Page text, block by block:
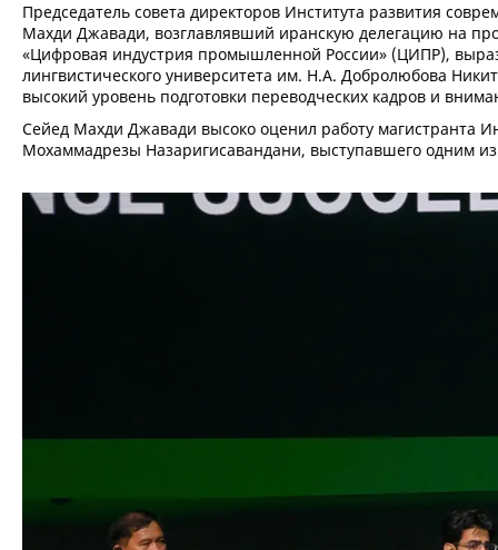
Председатель совета директоров Института развития
Махди Джавади, возглавлявший иранскую делегацию на
«Цифровая индустрия промышленной России» (ЦИПР),
лингвистического университета им. Н.А. Добролюбова
высокий уровень подготовки переводческих кадров и
Сейед Махди Джавади высоко оценил работу магистранта
Мохаммадрезы Назаригисавандани, выступавшего одним